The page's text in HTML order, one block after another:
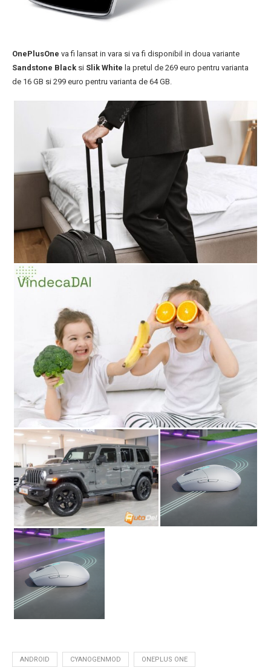
OnePlusOne va fi lansat in vara si va fi disponibil in doua variante
Sandstone Black si Slik White la pretul de 269 euro pentru varianta
de 16 GB si 299 euro pentru varianta de 64 GB.
ANDROID CYANOGENMOD ONEPLUS ONE